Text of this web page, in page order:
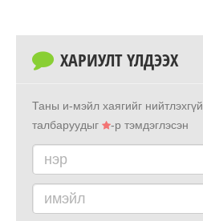
ХАРИУЛТ ҮЛДЭЭХ
Таны и-мэйл хаягийг нийтлэхгүй.
талбаруудыг
-р тэмдэглэсэн
нэр
имэйл